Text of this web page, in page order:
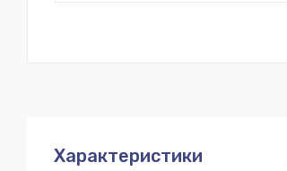
Характеристики